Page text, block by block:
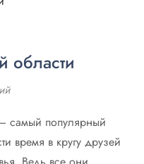
области
самый популярный
время в кругу друзей